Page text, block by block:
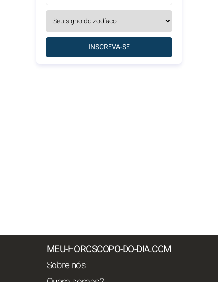
INSCREVA-SE
MEU-HOROSCOPO-DO-DIA.COM
Sobre nós